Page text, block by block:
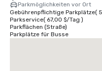
Parkmöglichkeiten vor Ort
Gebührenpflichtige Parkplätze(
Parkservice( 67,00 $/Tag )
Parkflächen (Straße)
Parkplätze für Busse